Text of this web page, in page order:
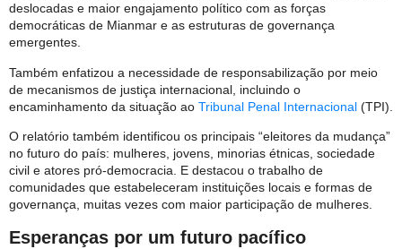
deslocadas e maior engajamento político com as forças
democráticas de Mianmar e as estruturas de governança
emergentes.
Também enfatizou a necessidade de responsabilização por meio
de mecanismos de justiça internacional, incluindo o
encaminhamento da situação ao Tribunal Penal Internacional (TPI).
O relatório também identificou os principais “eleitores da mudança”
no futuro do país: mulheres, jovens, minorias étnicas, sociedade
civil e atores pró-democracia. E destacou o trabalho de
comunidades que estabeleceram instituições locais e formas de
governança, muitas vezes com maior participação de mulheres.
Esperanças por um futuro pacífico